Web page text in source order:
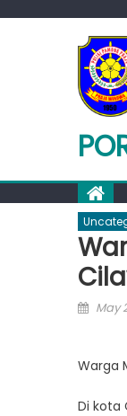
May
Warga
Di kota